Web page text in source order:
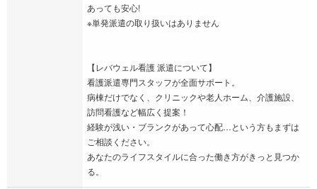
あっても安心!
※単発派遣の取り扱いはありません
【レバウェル看護 派遣について】
看護派遣専門スタッフが全面サポート。
病棟だけでなく、クリニックや老人ホーム、介護施設、
訪問看護など幅広く提案！
経験が浅い・ブランクがあって心配…という方もまずは
ご相談ください。
あなたのライフスタイルに合った働き方がきっと見つか
る。